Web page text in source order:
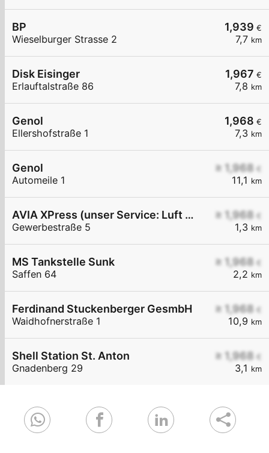
1,939 €
7,7 km
BP
Wieselburger Strasse 2
1,967 €
7,8 km
Disk Eisinger
Erlauftalstraße 86
1,968 €
7,3 km
Genol
Ellershofstraße 1
≥ 1,968 €
11,1 km
Genol
Automeile 1
≥ 1,968 €
1,3 km
AVIA XPress (unser Service: Luft und Wasser)
Gewerbestraße 5
≥ 1,968 €
2,2 km
MS Tankstelle Sunk
Saffen 64
≥ 1,968 €
10,9 km
Ferdinand Stuckenberger GesmbH
Waidhofnerstraße 1
≥ 1,968 €
3,1 km
Shell Station St. Anton
Gnadenberg 29